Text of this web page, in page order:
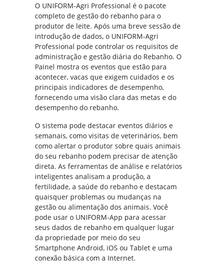
O UNIFORM-Agri Professional é o pacote
completo de gestão do rebanho para o
produtor de leite. Após uma breve sessão de
introdução de dados, o UNIFORM-Agri
Professional pode controlar os requisitos de
administração e gestão diária do Rebanho. O
Painel mostra os eventos que estão para
acontecer, vacas que exigem cuidados e os
principais indicadores de desempenho,
fornecendo uma visão clara das metas e do
desempenho do rebanho.
O sistema pode destacar eventos diários e
semanais, como visitas de veterinários, bem
como alertar o produtor sobre quais animais
do seu rebanho podem precisar de atenção
direta. As ferramentas de análise e relatórios
inteligentes analisam a produção, a
fertilidade, a saúde do rebanho e destacam
quaisquer problemas ou mudanças na
gestão ou alimentação dos animais. Você
pode usar o UNIFORM-App para acessar
seus dados de rebanho em qualquer lugar
da propriedade por meio do seu
Smartphone Android, iOS ou Tablet e uma
conexão básica com a Internet.